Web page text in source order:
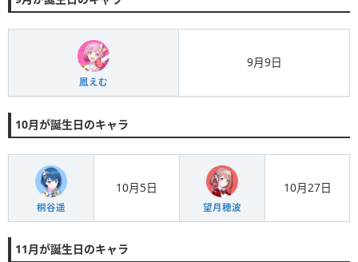
鳳えむ
9月9日
10月が誕生日のキャラ
桐谷遥
10月5日
望月穂波
10月27日
11月が誕生日のキャラ